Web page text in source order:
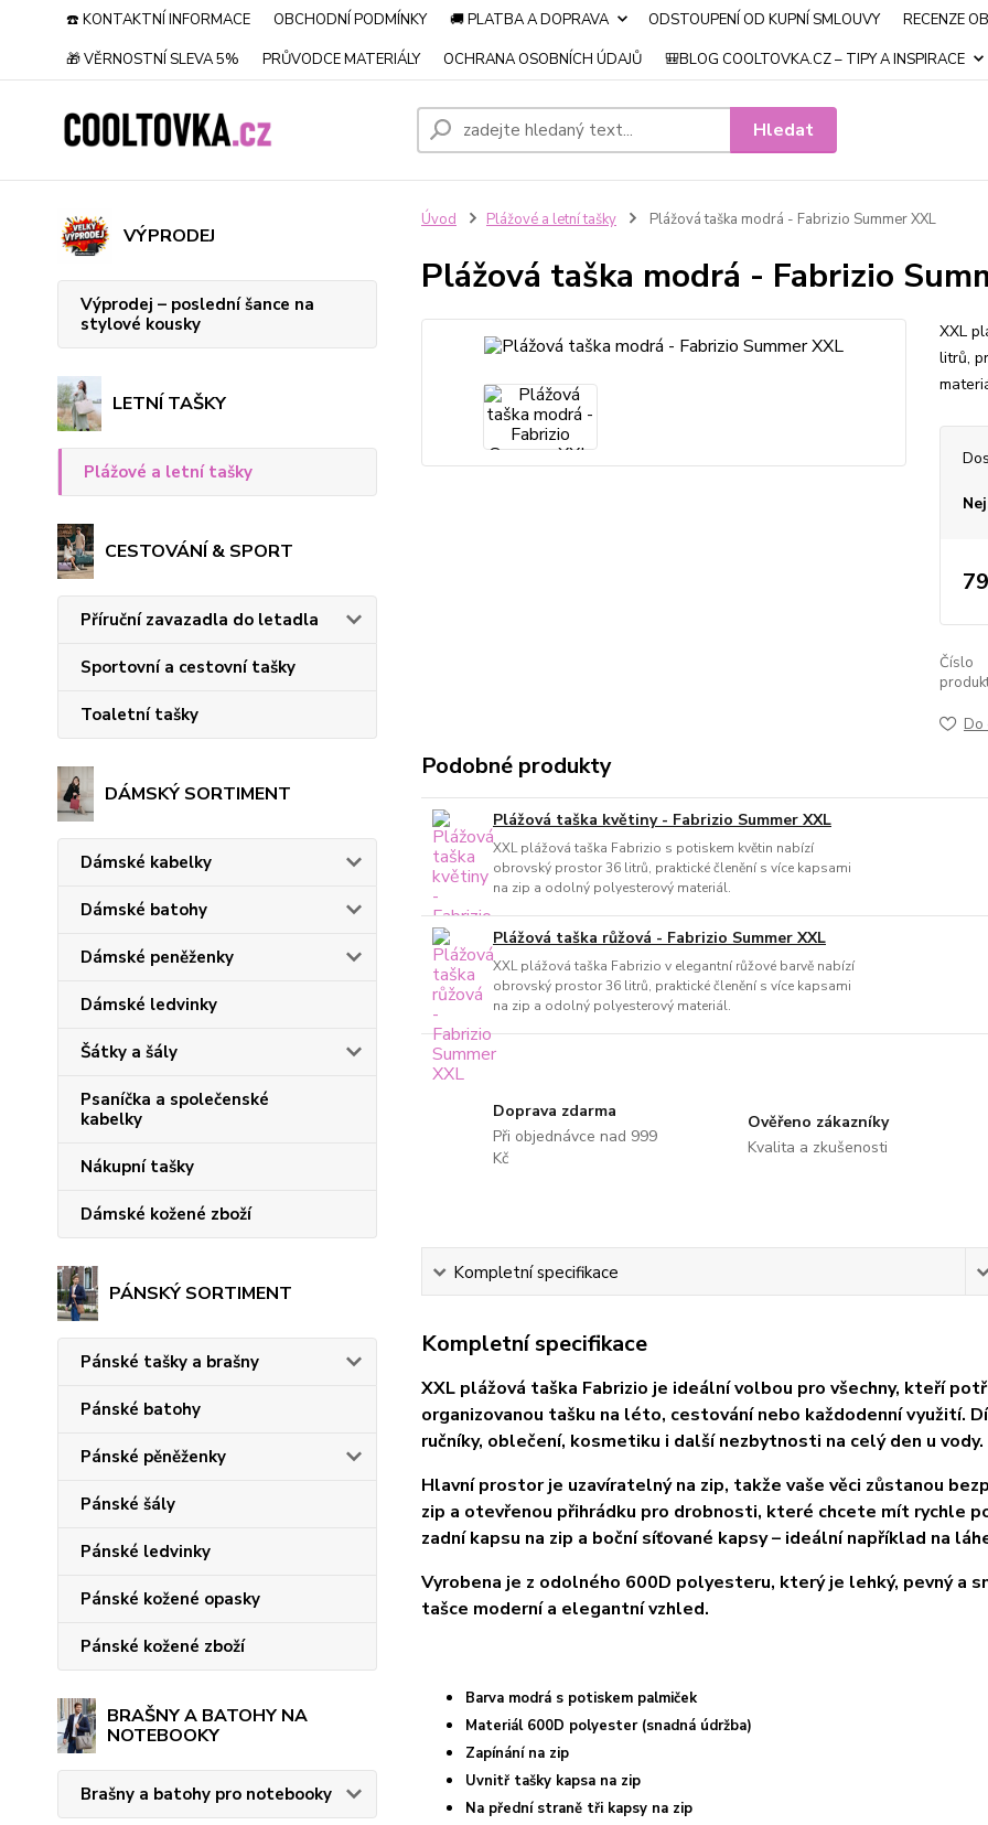
☎️ KONTAKTNÍ INFORMACE OBCHODNÍ PODMÍNKY 🚚 PLATBA A DOPRAVA ODSTOUPENÍ OD KUPNÍ SMLOUVY
RECENZE
🎁 VĚRNOSTNÍ SLEVA 5%
PRŮVODCE MATERIÁLY OCHRANA OSOBNÍCH ÚDAJŮ 🎒BLOG COOLTOVKA.CZ – TIPY A INSPIRACE
Hledat
VÝPRODEJ
Výprodej – poslední šance na
stylové kousky
LETNÍ TAŠKY
Plážové a letní tašky
CESTOVÁNÍ & SPORT
Příruční zavazadla do letadla
Sportovní a cestovní tašky
Toaletní tašky
DÁMSKÝ SORTIMENT
Dámské kabelky
Dámské batohy
Dámské peněženky
Dámské ledvinky
Šátky a šály
Psaníčka a společenské
kabelky
Nákupní tašky
Dámské kožené zboží
PÁNSKÝ SORTIMENT
Pánské tašky a brašny
Pánské batohy
Pánské pěněženky
Pánské šály
Pánské ledvinky
Pánské kožené opasky
Pánské kožené zboží
BRAŠNY A BATOHY NA
NOTEBOOKY
Brašny a batohy pro notebooky
Úvod Plážové a letní tašky Plážová taška modrá - Fabrizio Summer XXL
Plážová taška modrá - Fabrizio
XXL
litrů,
Číslo
Do
Podobné produkty
Plážová taška květiny - Fabrizio Summer XXL
XXL plážová taška Fabrizio s potiskem květin nabízí
obrovský prostor 36 litrů, praktické členění s více kapsami
na zip a odolný polyesterový materiál.
Plážová taška růžová - Fabrizio Summer XXL
XXL plážová taška Fabrizio v elegantní růžové barvě nabízí
obrovský prostor 36 litrů, praktické členění s více kapsami
na zip a odolný polyesterový materiál.
Doprava zdarma
Při objednávce nad 999
Kč
Ověřeno zákazníky
Kvalita a zkušenosti
Kompletní specifikace
Kompletní specifikace
XXL plážová taška Fabrizio je ideální volbou pro všechny, kteří
organizovanou tašku na léto, cestování nebo každodenní využití.
ručníky, oblečení, kosmetiku i další nezbytnosti na celý den u vody.
Hlavní prostor je uzavíratelný na zip, takže vaše věci zůstanou
zip a otevřenou přihrádku pro drobnosti, které chcete mít rychle
zadní kapsu na zip a boční síťované kapsy – ideální například na
Vyrobena je z odolného 600D polyesteru, který je lehký, pevný a
tašce moderní a elegantní vzhled.
Barva modrá s potiskem palmiček
Materiál 600D polyester (snadná údržba)
Zapínání na zip
Uvnitř tašky kapsa na zip
Na přední straně tři kapsy na zip